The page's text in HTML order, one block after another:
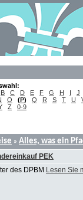
B C D E F G H I
J
O (P) Q R S T U
Z 0-9
» Alles, was ein
PEK
des DPBM Lesen Sie